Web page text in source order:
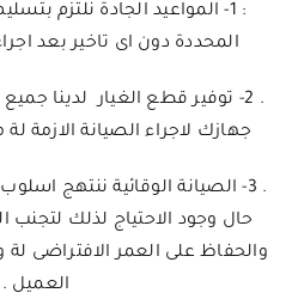
: 1- المواعيد الجادة نلتزم
المحددة دون اى تاخير بعد
. 2- توفير قطع الغيار لدينا
جهازك لاجراء الصيانة الازمة
. 3- الصيانة الوقائية ننتهج
حال وجود الاحتياج لذلك لتجنب
والحفاظ على العمر الافتراضى لة
العميل .